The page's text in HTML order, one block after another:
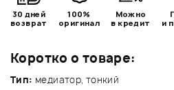
Коротко о товаре:
Тип: медиатор, тонкий
30 дней
возврат
100%
оригинал
Можно
в кредит
и